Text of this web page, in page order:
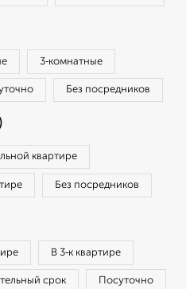
3‑комнатные
Без посредников
квартире
Без посредников
В 3‑к квартире
срок Посуточно